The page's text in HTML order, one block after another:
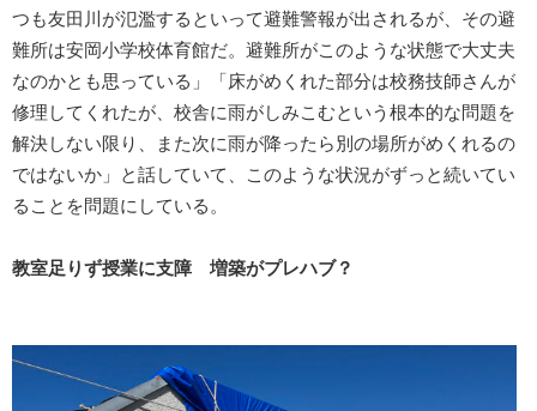
つも友田川が氾濫するといって避難警報が出されるが、その避
難所は安岡小学校体育館だ。避難所がこのような状態で大丈夫
なのかとも思っている」「床がめくれた部分は校務技師さんが
修理してくれたが、校舎に雨がしみこむという根本的な問題を
解決しない限り、また次に雨が降ったら別の場所がめくれるの
ではないか」と話していて、このような状況がずっと続いてい
ることを問題にしている。
教室足りず授業に支障 増築がプレハブ？